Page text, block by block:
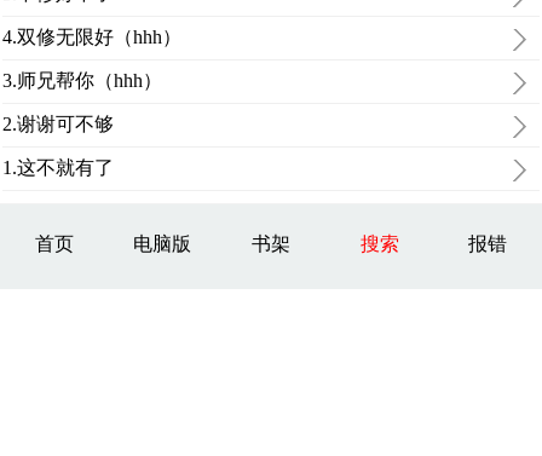
4.双修无限好（hhh）
3.师兄帮你（hhh）
2.谢谢可不够
1.这不就有了
首页 电脑版 书架 搜索 报错